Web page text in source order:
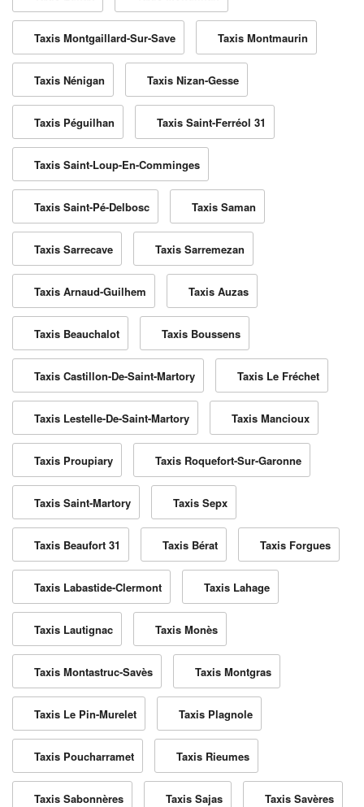
Taxis Montgaillard-Sur-Save Taxis Montmaurin
Taxis Nénigan Taxis Nizan-Gesse
Taxis Péguilhan Taxis Saint-Ferréol 31
Taxis Saint-Loup-En-Comminges
Taxis Saint-Pé-Delbosc Taxis Saman
Taxis Sarrecave Taxis Sarremezan
Taxis Arnaud-Guilhem Taxis Auzas
Taxis Beauchalot Taxis Boussens
Taxis Castillon-De-Saint-Martory Taxis Le Fréchet
Taxis Lestelle-De-Saint-Martory Taxis Mancioux
Taxis Proupiary Taxis Roquefort-Sur-Garonne
Taxis Saint-Martory Taxis Sepx
Taxis Beaufort 31 Taxis Bérat Taxis Forgues
Taxis Labastide-Clermont Taxis Lahage
Taxis Lautignac Taxis Monès
Taxis Montastruc-Savès Taxis Montgras
Taxis Le Pin-Murelet Taxis Plagnole
Taxis Poucharramet Taxis Rieumes
Taxis Sabonnères Taxis Sajas Taxis Savères